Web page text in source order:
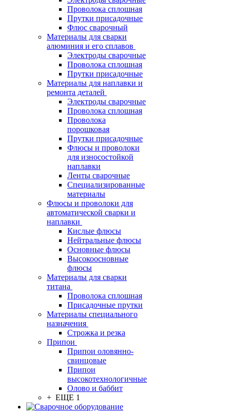
Проволока сплошная
Прутки присадочные
Флюс сварочный
Материалы для сварки
алюминия и его сплавов
Электроды сварочные
Проволока сплошная
Прутки присадочные
Материалы для наплавки и
ремонта деталей
Электроды сварочные
Проволока сплошная
Проволока
порошковая
Прутки присадочные
Флюсы и проволоки
для износостойкой
наплавки
Ленты сварочные
Специализированные
материалы
Флюсы и проволоки для
автоматической сварки и
наплавки
Кислые флюсы
Нейтральные флюсы
Основные флюсы
Высокоосновные
флюсы
Материалы для сварки
титана
Проволока сплошная
Присадочные прутки
Материалы специального
назначения
Строжка и резка
Припои
Припои оловянно-
свинцовые
Припои
высокотехнологичные
Олово и баббит
+ ЕЩЕ 1